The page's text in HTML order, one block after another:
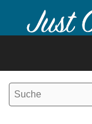
Inhalt